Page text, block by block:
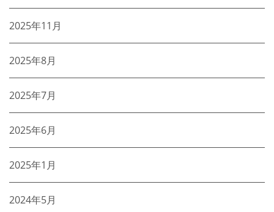
2025年11月
2025年8月
2025年7月
2025年6月
2025年1月
2024年5月